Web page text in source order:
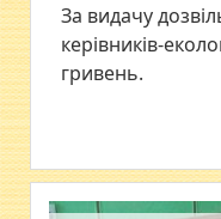
За видачу
керівників-
гривень.